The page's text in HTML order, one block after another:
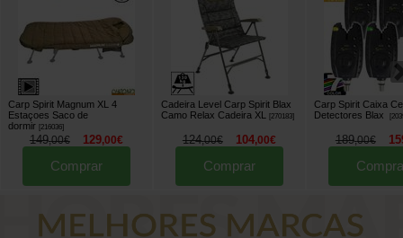
Carp Spirit Magnum XL 4
Estaçoes Saco de
dormir [216036]
149,00€ 129,00€
Comprar
Cadeira Level Carp Spirit Blax
Camo Relax Cadeira XL
[270183]
124,00€ 104,00€
Comprar
Carp Spirit Caixa
Detectores Blax
[
189,00€